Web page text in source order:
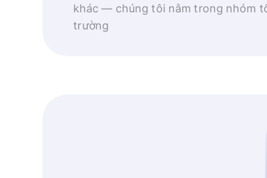
khác — chúng tôi nằm trong nhóm
trường